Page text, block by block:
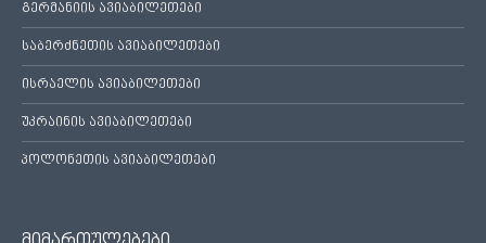
გერმანიის ავიაბილეთები
საბერძნეთის ავიაბილეთები
ისრაელის ავიაბილეთები
უკრაინის ავიაბილეთები
პოლონეთის ავიაბილეთები